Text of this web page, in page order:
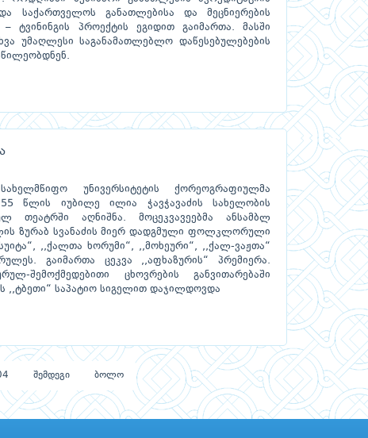
საქართველოს განათლებისა და მეცნიერების
– ტვინინგის პროექტის ეგიდით გაიმართა. მასში
უმაღლესი საგანამათლებლო დაწესებულებების
უნივერსიტეტის ქორეოგრაფიულმა
წლის იუბილე ილია ჭავჭავაძის სახელობის
თეატრში აღნიშნა. მოცეკვავეებმა ანსამბლ
ზურაბ სვანაძის მიერ დადგმული ფოლკლორული
,,ქალთა ხორუმი“, ,,მოხეური“, ,,ქალ-ვაჟთა“
გაიმართა ცეკვა ,,აფხაზურის“ პრემიერა.
შემოქმედებითი ცხოვრების განვითარებაში
,,ტბეთი“ საპატიო სიგელით დაჯილდოვდა
შემდეგი ბოლო